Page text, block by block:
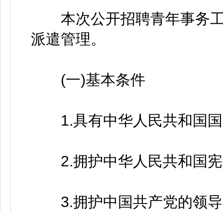
本次公开招聘青年事务工
派遣管理。
(一)基本条件
1.具有中华人民共和国
2.拥护中华人民共和国宪
3.拥护中国共产党的领导